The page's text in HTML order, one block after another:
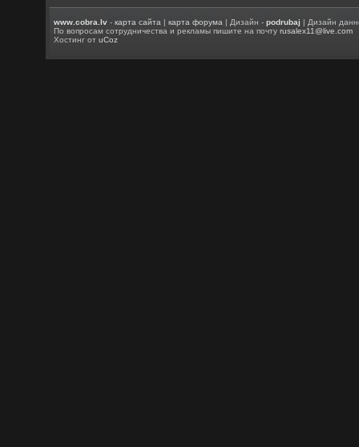
www.cobra.lv -карта сайта |карта форума | Дизайн -podrubaj | Дизайн
По вопросам сотрудничества и рекламы пишите на почтуrusalex11@live.com
Хостинг отuCoz